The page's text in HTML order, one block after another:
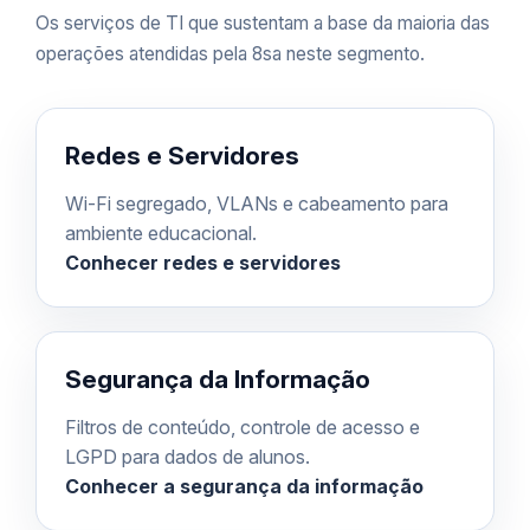
Os serviços de TI que sustentam a base da maioria das
operações atendidas pela 8sa neste segmento.
Redes e Servidores
Wi-Fi segregado, VLANs e cabeamento para
ambiente educacional.
Conhecer redes e servidores
Segurança da Informação
Filtros de conteúdo, controle de acesso e
LGPD para dados de alunos.
Conhecer a segurança da informação